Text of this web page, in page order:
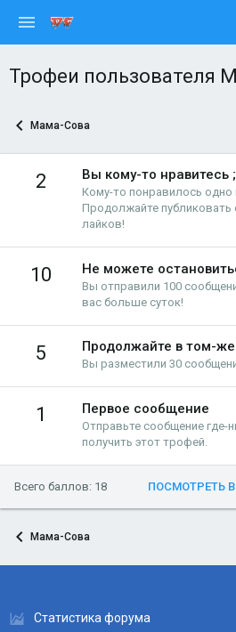
Трофеи пользователя
Мама-Сова
2 Вы кому-то нравитесь
Кому-то понравилось
Продолжайте публиковать
лайков!
10 Не можете
Вы отправили 100
вас больше суток!
5 Продолжайте в том-же
Вы разместили 30
1 Первое сообщение
Отправьте сообщение где-
получить этот трофей.
Всего баллов: 18 ПОСМОТРЕТЬ
Мама-Сова
Статистика форума